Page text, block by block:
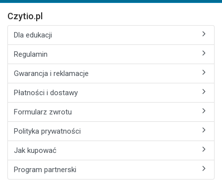
Czytio.pl
Dla edukacji
Regulamin
Gwarancja i reklamacje
Płatności i dostawy
Formularz zwrotu
Polityka prywatności
Jak kupować
Program partnerski